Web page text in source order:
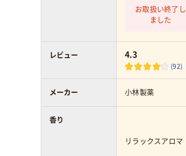
お取扱い終了し
ました
4.3
(92)
小林製薬
リラックスアロマ
レビュー
メーカー
香り